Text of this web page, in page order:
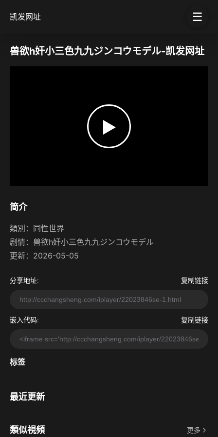
凯发网址 ☰
兽欲h奸小三色九九ジンコウモデル-凯发网址
▶
简介
類別： 同性世界
剧情： 兽欲h奸小三色九九ジンコウモデル
更新：2026-05-05
分享地址: 复制链接
嵌入代码: 复制链接
标签
最近更新
類似視頻 更多